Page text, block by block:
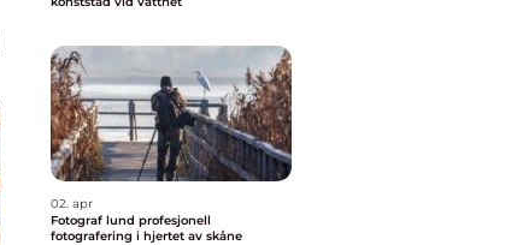
02. apr
Fotograf lund profesjonell
fotografering i hjertet av skåne